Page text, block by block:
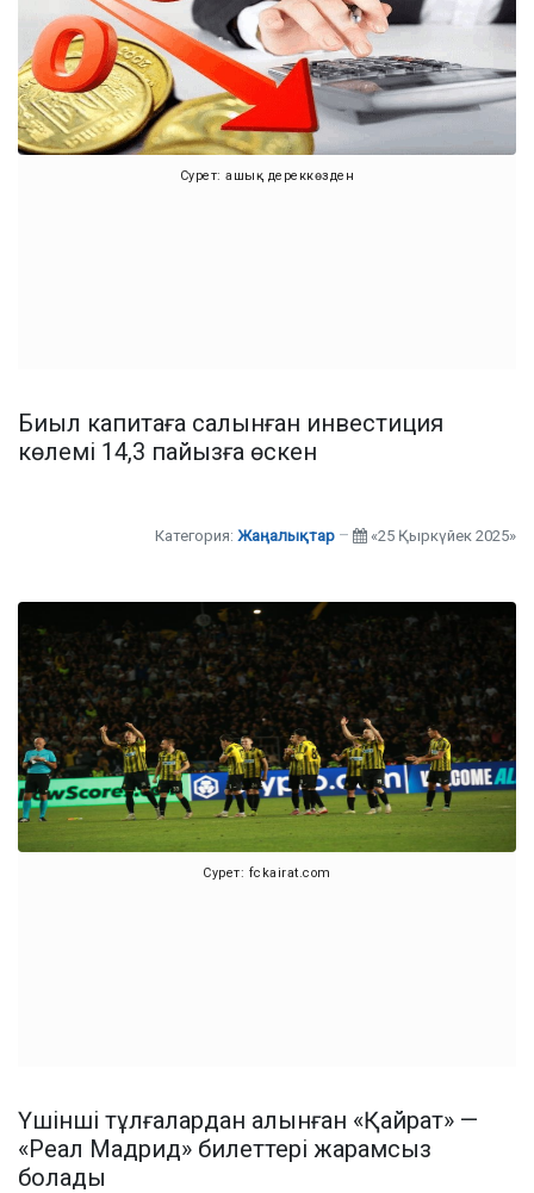
Сурет: ашық дереккөзден
Биыл капитаға салынған инвестиция
көлемі 14,3 пайызға өскен
Категория: Жаңалықтар «25 Қыркүйек 2025»
Сурет: fckairat.com
Үшінші тұлғалардан алынған «Қайрат» —
«Реал Мадрид» билеттері жарамсыз
болады